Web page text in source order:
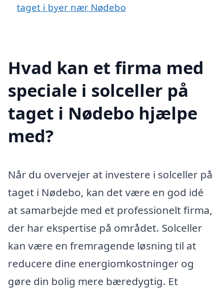
taget i byer nær Nødebo
Hvad kan et firma med
speciale i solceller på
taget i Nødebo hjælpe
med?
Når du overvejer at investere i solceller på
taget i Nødebo, kan det være en god idé
at samarbejde med et professionelt firma,
der har ekspertise på området. Solceller
kan være en fremragende løsning til at
reducere dine energiomkostninger og
gøre din bolig mere bæredygtig. Et